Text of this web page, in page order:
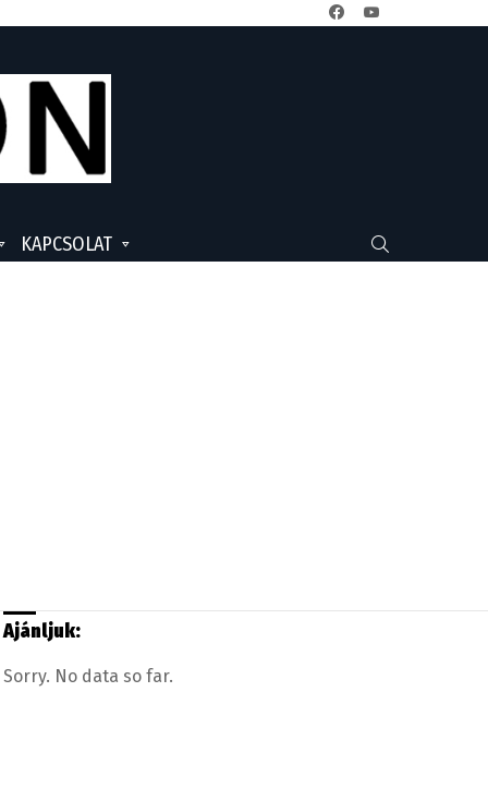
KAPCSOLAT
Ajánljuk:
Sorry. No data so far.